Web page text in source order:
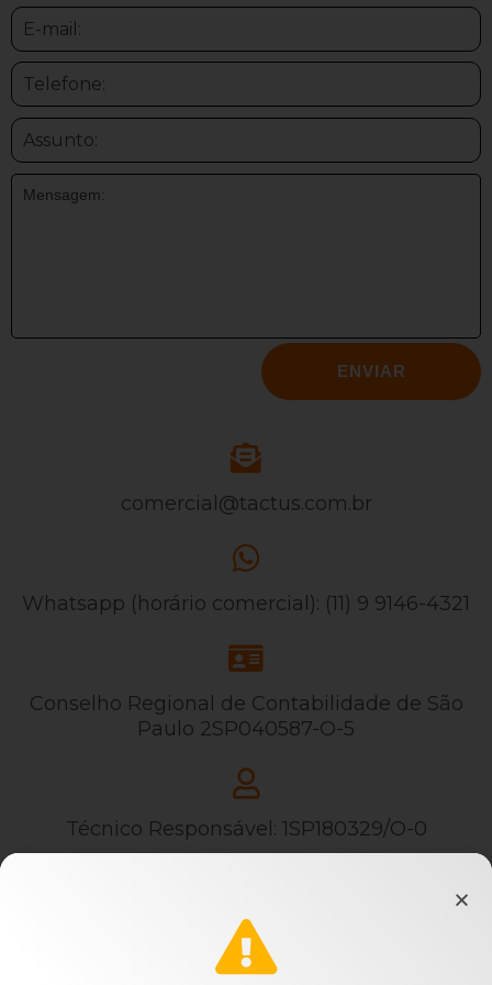
comercial@tactus.com.br
Whatsapp (horário comercial): (11) 9 9146-4321
Conselho Regional de Contabilidade de São
Paulo 2SP040587-O-5
Técnico Responsável: 1SP180329/O-0